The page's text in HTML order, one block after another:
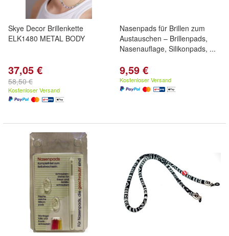
Skye Decor Brillenkette
ELK1480 METAL BODY
37,05 €
58,50 €
Kostenloser Versand
Nasenpads für Brillen zum
Austauschen – Brillenpads,
Nasenauflage, Silikonpads, ...
9,59 €
Kostenloser Versand